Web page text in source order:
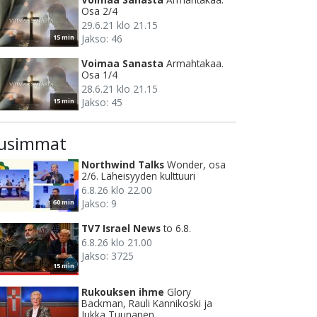
15 min
Osa 2/4
29.6.21 klo 21.15
Jakso: 46
15 min
Voimaa Sanasta Armahtakaa.
Osa 1/4
28.6.21 klo 21.15
Jakso: 45
60 min
Northwind Talks Wonder, osa
2/6. Läheisyyden kulttuuri
6.8.26 klo 22.00
Jakso: 9
15 min
TV7 Israel News to 6.8.
6.8.26 klo 21.00
Jakso: 3725
Rukouksen ihme Glory
Backman, Rauli Kannikoski ja